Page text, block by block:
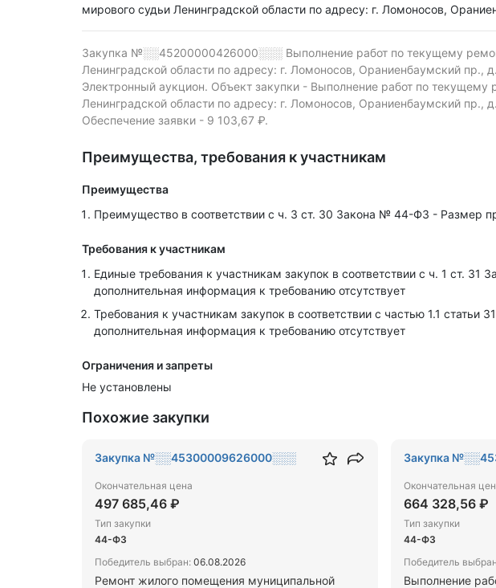
мирового судьи Ленинградской области по адресу: г. Ломоносов,
Закупка №░░45200000426000░░░ Выполнение работ по текущему
Ленинградской области по адресу: г. Ломоносов, Ораниенбаумский пр.,
Электронный аукцион. Объект закупки - Выполнение работ по
Ленинградской области по адресу: г. Ломоносов, Ораниенбаумский пр.,
Обеспечение заявки - 9 103,67 ₽.
Преимущества, требования к участникам
Преимущества
Преимущество в соответствии с ч. 3 ст. 30 Закона № 44-ФЗ - Размер
Требования к участникам
Единые требования к участникам закупок в соответствии с ч. 1 ст. 31
дополнительная информация к требованию отсутствует
Требования к участникам закупок в соответствии с частью 1.1
дополнительная информация к требованию отсутствует
Ограничения и запреты
Не установлены
Похожие закупки
Закупка №░░45300009626000░░░
Окончательная цена
497 685,46 ₽
Тип закупки
44-ФЗ
Победитель выбран: 06.08.2026
Ремонт жилого помещения муниципальной
Закупка
Окончательная
664 328,56 ₽
Тип закупки
44-ФЗ
Победитель
Выполнение